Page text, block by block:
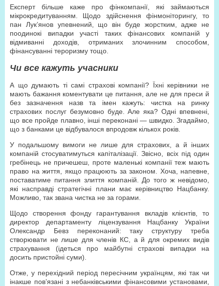
Експерт більше каже про фінкомпанії, які займаються
мікрокредитуванням. Щодо здійснення фінмоніторингу, то
пан Лук’янов упевнений, що він буде жорстким, адже не
поодинокі випадки участі таких фінансових компаній у
відмиванні доходів, отриманих злочинним способом,
фінансуванні тероризму тощо.
Чи все кажуть учасники
А що думають ті самі страхові компанії? Їхні керівники не
мають бажання коментувати це питання, але не для преси й
без зазначення назв та імен кажуть: чистка на ринку
страхових послуг безумовно буде. Але яка? Одні впевнені,
що все пройде плавно, інші переконані — швидко. Згадаймо,
що з банками це відбувалося впродовж кількох років.
У подальшому вимоги не лише для страхових, а й інших
компаній стосуватимуться капіталізації. Звісно, всіх під один
гребінець не причешеш, проте маленькі компанії теж мають
право на життя, якщо працюють за законом. Хоча, напевне,
поставатиме питання злиття компаній. До того ж невідомо,
які насправді стратегічні плани має керівництво Нацбанку.
Можливо, так звана чистка не за горами.
Щодо створення фонду гарантування вкладів клієнтів, то
директор департаменту ліцензування Нацбанку України
Олександр Бевз переконаний: таку структуру треба
створювати не лише для членів КС, а й для окремих видів
страхування (ідеться про майбутні страхові випадки на
досить пристойні суми).
Отже, у перехідний період пересічним українцям, які так чи
інакше пов’язані з небанківськими фінансовими установами,